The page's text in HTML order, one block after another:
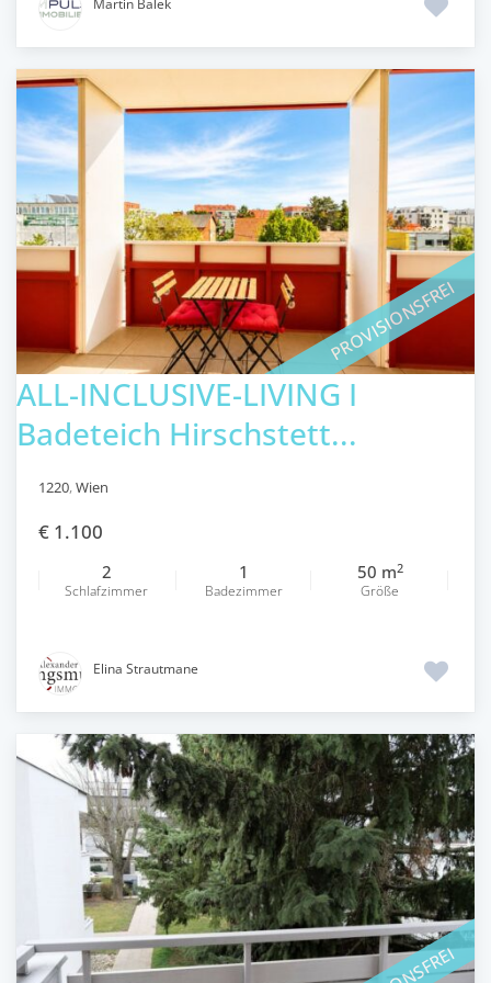
PROVISIONSFREI
ALL-INCLUSIVE-LIVING I
Badeteich Hirschstett...
1220,Wien
€ 1.100
2
Schlafzimmer
1
Badezimmer
50 m2
Größe
Elina Strautmane